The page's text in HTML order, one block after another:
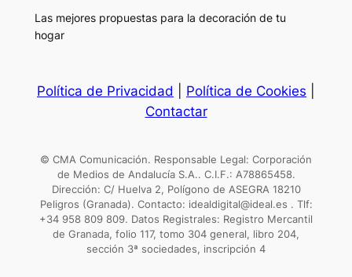
Las mejores propuestas para la decoración de tu
hogar
Política de Privacidad Política de Cookies
Contactar
© CMA Comunicación. Responsable Legal: Corporación
de Medios de Andalucía S.A.. C.I.F.: A78865458.
Dirección: C/ Huelva 2, Polígono de ASEGRA 18210
Peligros (Granada). Contacto: idealdigital@ideal.es . Tlf:
+34 958 809 809. Datos Registrales: Registro Mercantil
de Granada, folio 117, tomo 304 general, libro 204,
sección 3ª sociedades, inscripción 4